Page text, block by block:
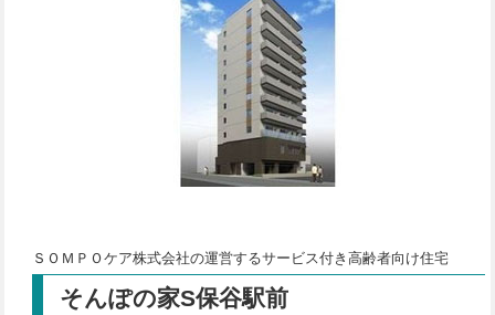
ＳＯＭＰＯケア株式会社の運営するサービス付き高齢者向け住宅
そんぽの家S保谷駅前